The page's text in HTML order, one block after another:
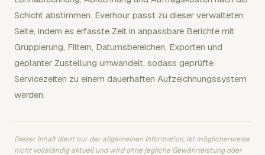
Schicht abstimmen. Everhour passt zu dieser verwalteten
Seite, indem es erfasste Zeit in anpassbare Berichte mit
Gruppierung, Filtern, Datumsbereichen, Exporten und
geplanter Zustellung umwandelt, sodass geprüfte
Servicezeiten zu einem dauerhaften Aufzeichnungssystem
werden.
Dieser Inhalt dient nur der allgemeinen Information, ist möglicherweise
nicht vollständig aktuell und wird ohne jegliche Gewährleistung oder